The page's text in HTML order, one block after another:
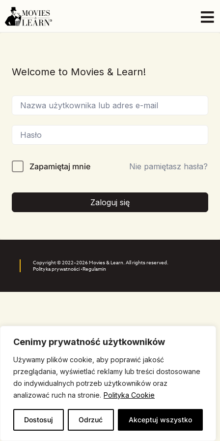
Cenimy prywatność użytkowników
Używamy plików cookie, aby poprawić jakość
przeglądania, wyświetlać reklamy lub treści dostosowane
do indywidualnych potrzeb użytkowników oraz
analizować ruch na stronie. Polityka Cookie
Dostosuj Odrzuć Akceptuj wszystko
Welcome to Movies & Learn!
Zapamiętaj mnie Nie pamiętasz hasła?
Zaloguj się
Copyright © 2022–2026 Movies & Learn. All rights reserved.
Polityka prywatności •Regulamin